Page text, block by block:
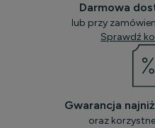
Darmowa
lub przy
Sprawdź
Gwarancja
oraz